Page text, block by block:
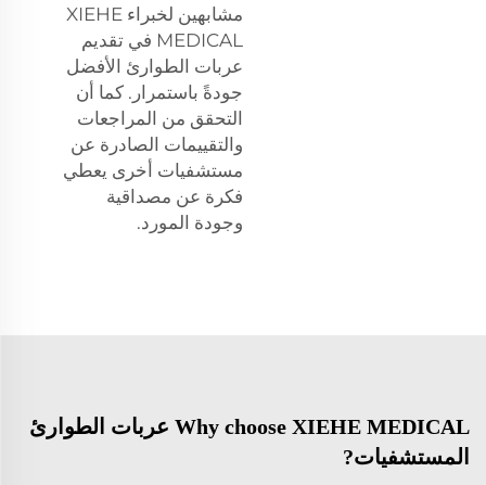
مشابهين لخبراء XIEHE
MEDICAL في تقديم
عربات الطوارئ الأفضل
جودةً باستمرار. كما أن
التحقق من المراجعات
والتقييمات الصادرة عن
مستشفيات أخرى يعطي
فكرة عن مصداقية
وجودة المورد.
Why choose XIEHE MEDICAL عربات الطوارئ
المستشفيات?